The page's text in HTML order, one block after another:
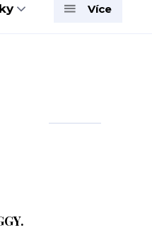
Více